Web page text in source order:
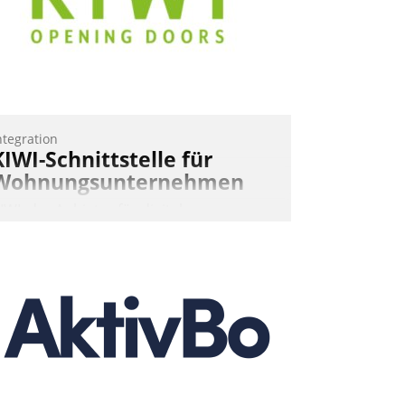
Schnittstelle für